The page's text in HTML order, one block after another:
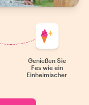
Genießen Sie
Fes wie ein
Einheimischer